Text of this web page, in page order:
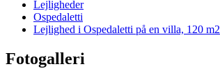
Lejligheder
Ospedaletti
Lejlighed i Ospedaletti på en villa, 120 m2
Fotogalleri